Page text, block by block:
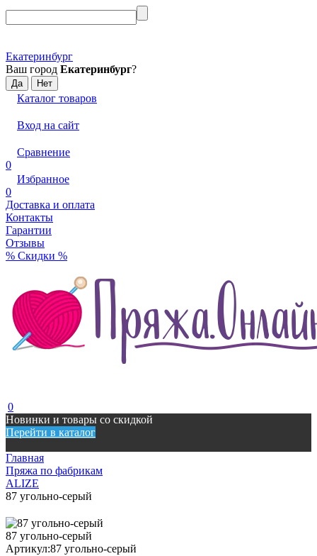
Екатеринбург
Ваш город Екатеринбург?
Каталог товаров
Вход на сайт
Сравнение
0
Избранное
0
Доставка и оплата
Контакты
Гарантии
Отзывы
% Скидки %
0
Новинки и товары со скидкой
Перейти в каталог
Главная
Пряжа по фабрикам
ALIZE
87 угольно-серый
87 угольно-серый
Артикул:87 угольно-серый